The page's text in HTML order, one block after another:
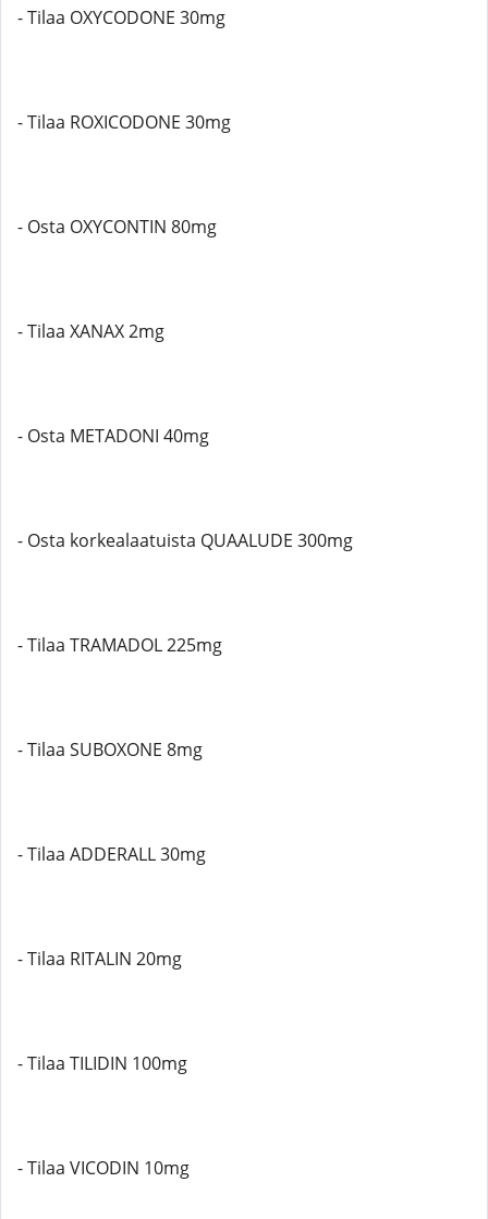
- Tilaa OXYCODONE 30mg
- Tilaa ROXICODONE 30mg
- Osta OXYCONTIN 80mg
- Tilaa XANAX 2mg
- Osta METADONI 40mg
- Osta korkealaatuista QUAALUDE 300mg
- Tilaa TRAMADOL 225mg
- Tilaa SUBOXONE 8mg
- Tilaa ADDERALL 30mg
- Tilaa RITALIN 20mg
- Tilaa TILIDIN 100mg
- Tilaa VICODIN 10mg